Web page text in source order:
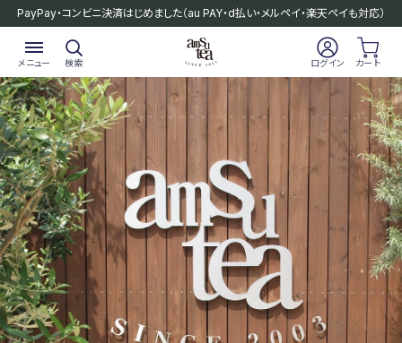
PayPay・コンビニ決済はじめました（au PAY・d払い・メルペイ・楽天ペイも対応）
メニュー 検索 ログイン カート